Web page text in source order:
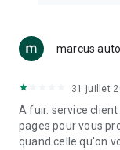
marcus
31 juillet
A fuir. service
pages pour vous
quand celle qu'on